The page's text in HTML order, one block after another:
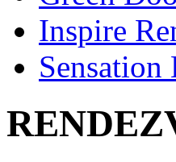
Inspire
Sensation